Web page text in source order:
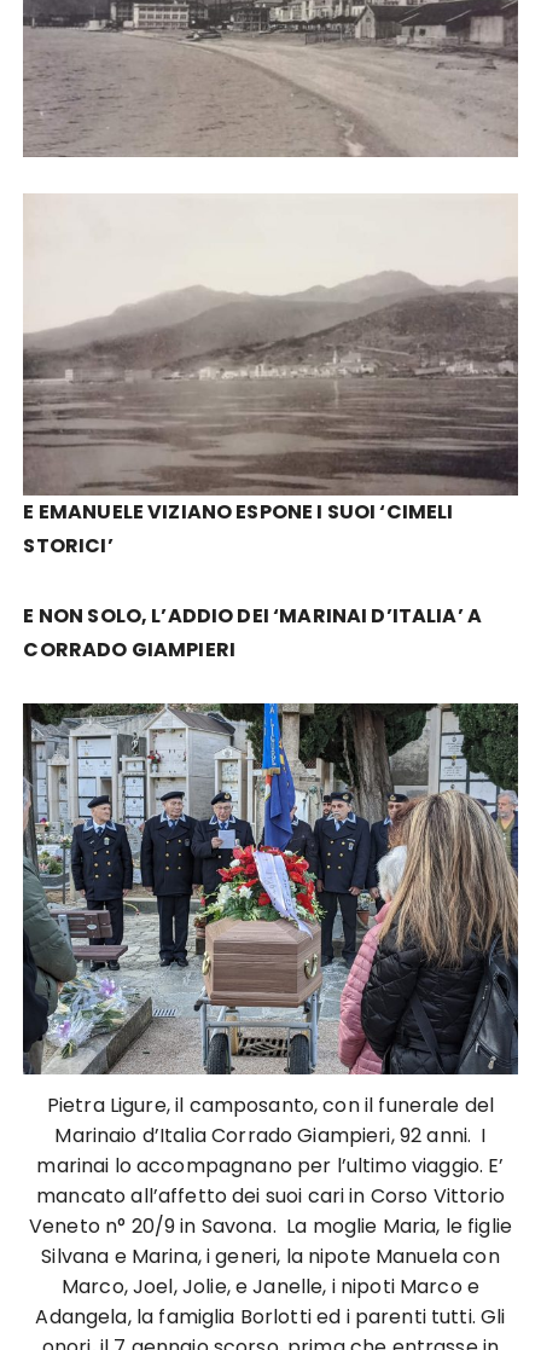
E EMANUELE VIZIANO ESPONE I SUOI ‘CIMELI
STORICI’
E NON SOLO, L’ADDIO DEI ‘MARINAI D’ITALIA’ A
CORRADO GIAMPIERI
Pietra Ligure, il camposanto, con il funerale del
Marinaio d’Italia Corrado Giampieri, 92 anni. I
marinai lo accompagnano per l’ultimo viaggio. E’
mancato all’affetto dei suoi cari in Corso Vittorio
Veneto n° 20/9 in Savona. La moglie Maria, le figlie
Silvana e Marina, i generi, la nipote Manuela con
Marco, Joel, Jolie, e Janelle, i nipoti Marco e
Adangela, la famiglia Borlotti ed i parenti tutti. Gli